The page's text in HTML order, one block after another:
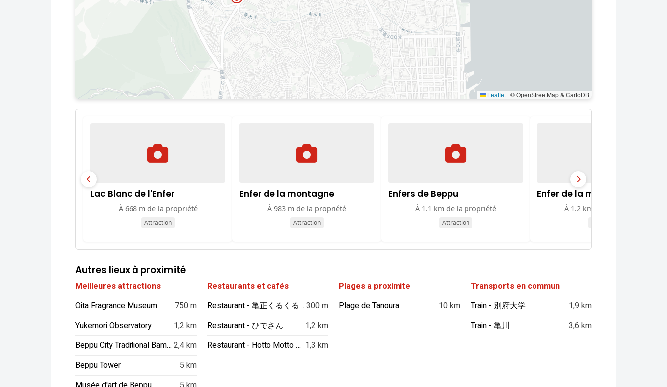
Leaflet | © OpenStreetMap & CartoDB
Lac Blanc de l'Enfer
À 668 m de la propriété
Attraction
Enfer de la montagne
À 983 m de la propriété
Attraction
Enfers de Beppu
À 1.1 km de la propriété
Attraction
Enfer de la mer
À 1.2 km de la propriété
Autres lieux à proximité
Meilleures attractions
Oita Fragrance Museum
750 m
Yukemori Observatory
1,2 km
Beppu City Traditional Bamboo Crafts Center 2,4 km
Beppu Tower
5 km
Restaurants et cafés
Restaurant - 亀正くるくる寿し横断道路店 300 m
Restaurant - ひでさん
1,2 km
Restaurant - Hotto Motto Beppu Tsurumi 1,3 km
Plages a proximite
Plage de Tanoura
10 km
Transports en commun
Train - 別府大学
1,9 km
Train - 亀川
3,6 km